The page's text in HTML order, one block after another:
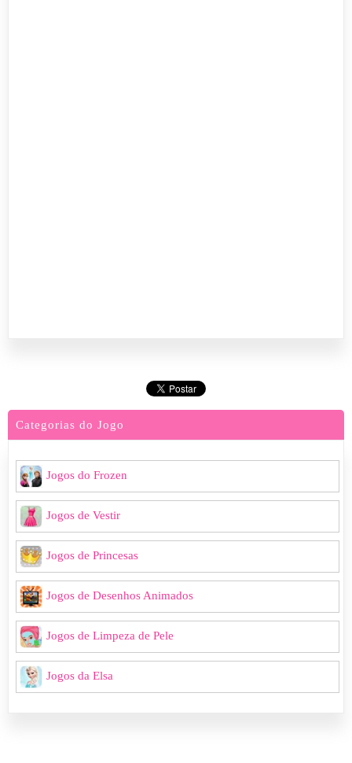
Categorias do Jogo
Jogos do Frozen
Jogos de Vestir
Jogos de Princesas
Jogos de Desenhos Animados
Jogos de Limpeza de Pele
Jogos da Elsa